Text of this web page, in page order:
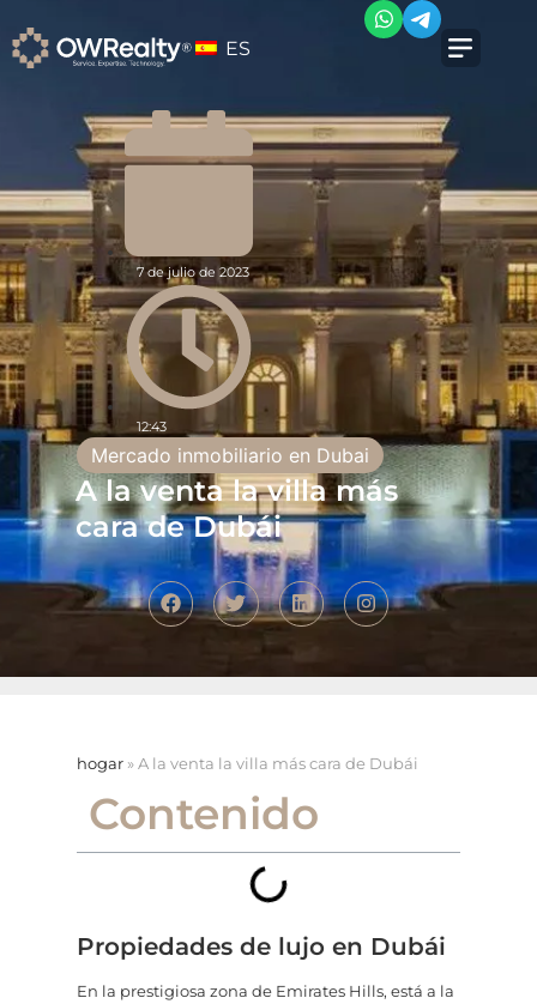
ES
7 de julio de 2023
12:43
Mercado inmobiliario en Dubai
A la venta la villa más
cara de Dubái
hogar » A la venta la villa más cara de Dubái
Contenido
Propiedades de lujo en Dubái
En la prestigiosa zona de Emirates Hills, está a la